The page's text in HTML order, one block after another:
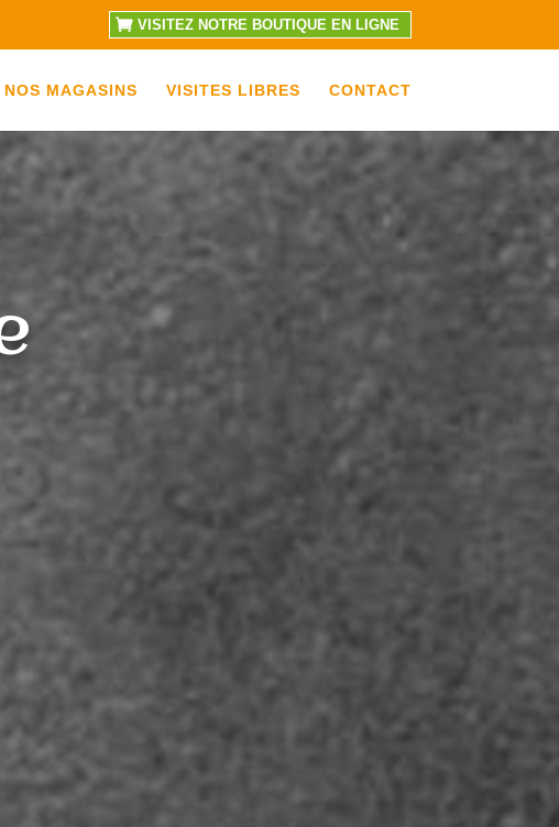
VISITEZ NOTRE BOUTIQUE EN LIGNE
NOS MAGASINS VISITES LIBRES CONTACT